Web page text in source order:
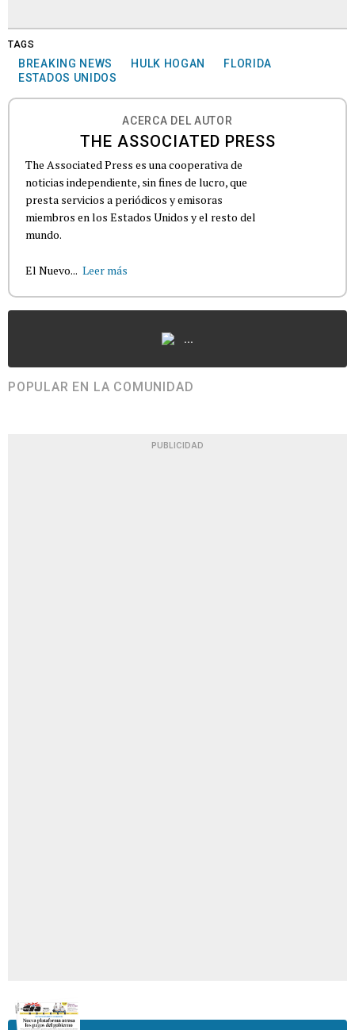
TAGS
BREAKING NEWS HULK HOGAN
FLORIDA
ESTADOS UNIDOS
ACERCA DEL AUTOR
THE ASSOCIATED PRESS
The Associated Press es una cooperativa de
noticias independiente, sin fines de lucro, que
presta servicios a periódicos y emisoras
miembros en los Estados Unidos y el resto del
mundo.
El Nuevo... Leer más
...
POPULAR EN LA COMUNIDAD
PUBLICIDAD